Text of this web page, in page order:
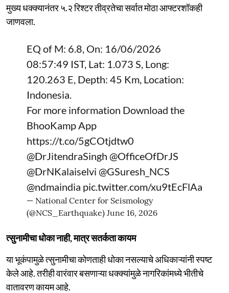
मुख्य धक्क्यानंतर ५.२ रिश्टर तीव्रतेचा सर्वात मोठा आफ्टरशॉकही
जाणवला.
EQ of M: 6.8, On: 16/06/2026
08:57:49 IST, Lat: 1.073 S, Long:
120.263 E, Depth: 45 Km, Location:
Indonesia.
For more information Download the
BhooKamp App
https://t.co/5gCOtjdtw0
@DrJitendraSingh @OfficeOfDrJS
@DrNKalaiselvi @GSuresh_NCS
@ndmaindia pic.twitter.com/xu9tEcFlAa
— National Center for Seismology
(@NCS_Earthquake) June 16, 2026
त्सुनामीचा धोका नाही, मात्र सतर्कता कायम
या भूकंपामुळे त्सुनामीचा कोणताही धोका नसल्याचे अधिकाऱ्यांनी स्पष्ट
केले आहे. तरीही वारंवार बसणाऱ्या धक्क्यांमुळे नागरिकांमध्ये भीतीचे
वातावरण कायम आहे.